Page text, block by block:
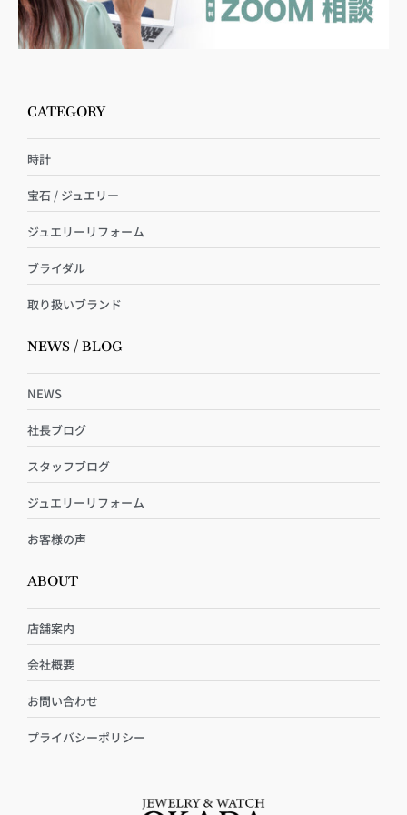
CATEGORY
時計
宝石 / ジュエリー
ジュエリーリフォーム
ブライダル
取り扱いブランド
NEWS / BLOG
NEWS
社長ブログ
スタッフブログ
ジュエリーリフォーム
お客様の声
ABOUT
店舗案内
会社概要
お問い合わせ
プライバシーポリシー